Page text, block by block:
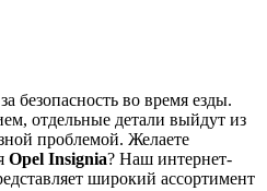
безопасность во время езды.
отдельные детали выйдут из
проблемой. Желаете
Opel Insignia? Наш интернет-
широкий ассортимент